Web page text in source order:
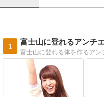
1
富士山に登れるアンチ